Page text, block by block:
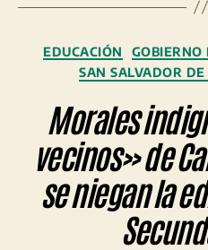
EDUCACIÓN GOBIERNO
SAN SALVADOR DE
Morales
vecinos» de
se niegan la